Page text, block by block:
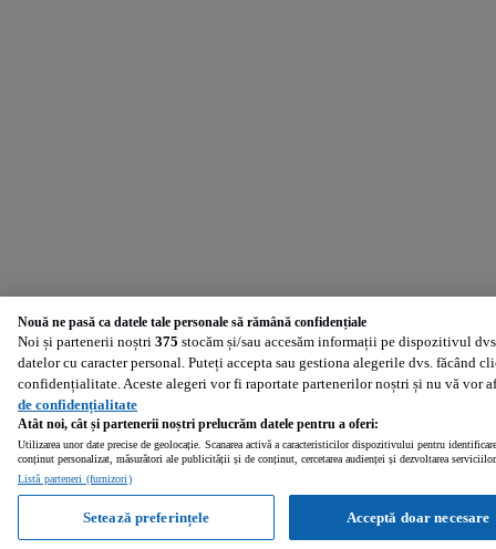
Nouă ne pasă ca datele tale personale să rămână confidențiale
Noi și partenerii noștri 375 stocăm și/sau accesăm informații pe dispozitivul
datelor cu caracter personal. Puteți accepta sau gestiona alegerile dvs. făcând
confidențialitate. Aceste alegeri vor fi raportate partenerilor noștri și nu vă vor
de confidențialitate
Atât noi, cât și partenerii noștri prelucrăm datele pentru a oferi:
Utilizarea unor date precise de geolocație. Scanarea activă a caracteristicilor dispozitivului pentru
conținut personalizat, măsurători ale publicității și de conținut, cercetarea audienței și dezvoltarea
Listă parteneri (furnizori)
Acceptă doar necesare
Setează preferințele